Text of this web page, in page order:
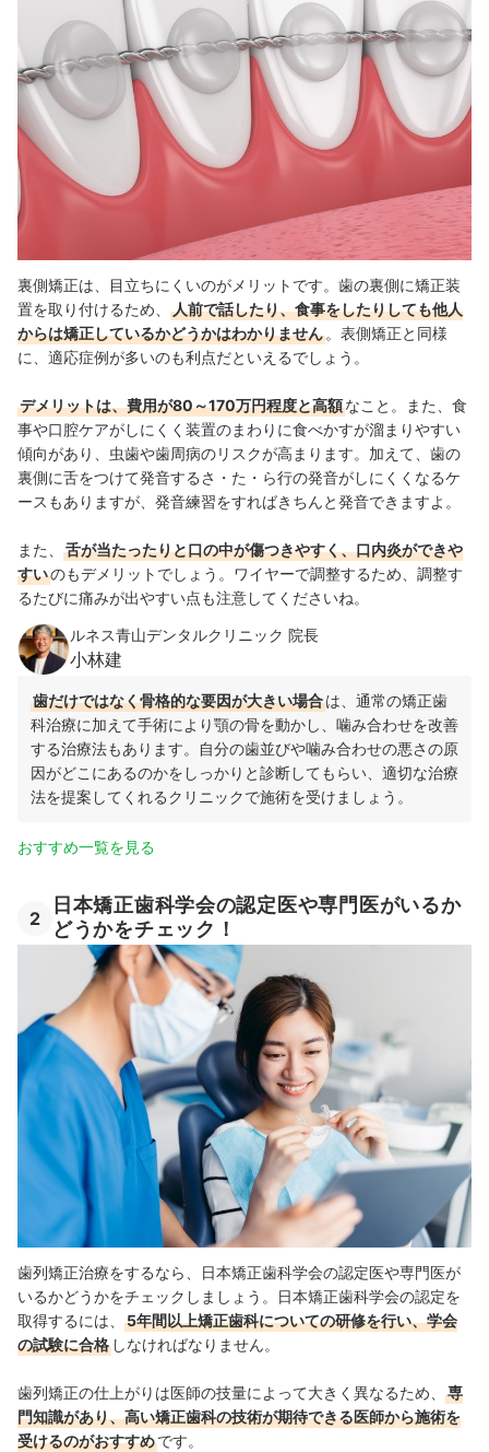
裏側矯正は、目立ちにくいのがメリットです。歯の裏側に矯正装
置を取り付けるため、
人前で話したり、食事をしたりしても他人
からは矯正しているかどうかはわかりません 。表側矯正と同様
に、適応症例が多いのも利点だといえるでしょう。
デメリットは、費用が80～170万円程度と高額なこと。また、食
事や口腔ケアがしにくく装置のまわりに食べかすが溜まりやすい
傾向があり、虫歯や歯周病のリスクが高まります。加えて、歯の
裏側に舌をつけて発音するさ・た・ら行の発音がしにくくなるケ
ースもありますが、発音練習をすればきちんと発音できますよ。
また、
舌が当たったりと口の中が傷つきやすく、口内炎ができや
すいのもデメリットでしょう。ワイヤーで調整するため、調整す
るたびに痛みが出やすい点も注意してくださいね。
ルネス青山デンタルクリニック 院長
小林建
歯だけではなく骨格的な要因が大きい場合は、通常の矯正歯
科治療に加えて手術により顎の骨を動かし、噛み合わせを改善
する治療法もあります。自分の歯並びや噛み合わせの悪さの原
因がどこにあるのかをしっかりと診断してもらい、適切な治療
法を提案してくれるクリニックで施術を受けましょう。
おすすめ一覧を見る
2
日本矯正歯科学会の認定医や専門医がいるか
どうかをチェック！
歯列矯正治療をするなら、日本矯正歯科学会の認定医や専門医が
いるかどうかをチェックしましょう。日本矯正歯科学会の認定を
取得するには、
5年間以上矯正歯科についての研修を行い、学会
の試験に合格 しなければなりません。
歯列矯正の仕上がりは医師の技量によって大きく異なるため、
専
門知識があり、高い矯正歯科の技術が期待できる医師から施術を
受けるのがおすすめです。